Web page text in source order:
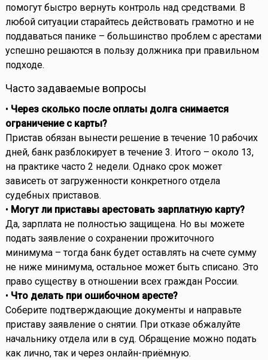
помогут быстро вернуть контроль над средствами. В
любой ситуации старайтесь действовать грамотно и не
поддаваться панике – большинство проблем с арестами
успешно решаются в пользу должника при правильном
подходе.
Часто задаваемые вопросы
• Через сколько после оплаты долга снимается
ограничение с карты?
Пристав обязан вынести решение в течение 10 рабочих
дней, банк разблокирует в течение 3. Итого – около 13,
на практике часто 2 недели. Однако срок может
зависеть от загруженности конкретного отдела
судебных приставов.
• Могут ли приставы арестовать зарплатную карту?
Да, зарплата не полностью защищена. Но вы можете
подать заявление о сохранении прожиточного
минимума – тогда банк будет оставлять на счете сумму
не ниже минимума, остальное может быть списано. Это
право существу в отношении всех граждан России.
• Что делать при ошибочном аресте?
Соберите подтверждающие документы и направьте
приставу заявление о снятии. При отказе обжалуйте
начальнику отдела или в суд. Обращение можно подать
как лично, так и через онлайн-приёмную.